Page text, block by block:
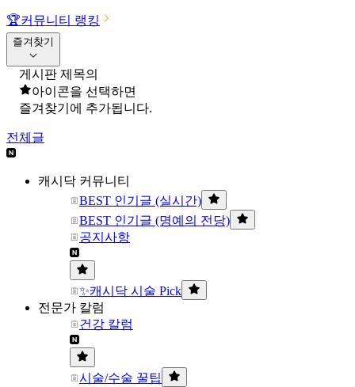
🏆커뮤니티 랭킹
즐겨찾기
게시판 제목의
아이콘을 선택하면
즐겨찾기에 추가됩니다.
전체글
캐시닥 커뮤니티
BEST 인기글 (실시간)
BEST 인기글 (명예의 전당)
공지사항
✨캐시닥 시술 Pick
전문가 칼럼
건강 칼럼
시술/수술 꿀팁